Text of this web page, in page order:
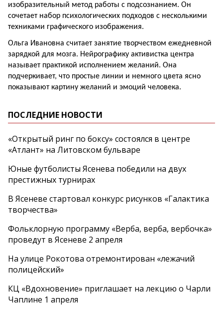
изобразительный метод работы с подсознанием. Он
сочетает набор психологических подходов с несколькими
техниками графического изображения.
Ольга Ивановна считает занятие творчеством ежедневной
зарядкой для мозга. Нейрографику активистка центра
называет практикой исполнением желаний. Она
подчеркивает, что простые линии и немного цвета ясно
показывают картину желаний и эмоций человека.
ПОСЛЕДНИЕ НОВОСТИ
«Открытый ринг по боксу» состоялся в центре
«Атлант» на Литовском бульваре
Юные футболисты Ясенева победили на двух
престижных турнирах
В Ясеневе стартовал конкурс рисунков «Галактика
творчества»
Фольклорную программу «Верба, верба, вербочка»
проведут в Ясеневе 2 апреля
На улице Рокотова отремонтирован «лежачий
полицейский»
КЦ «Вдохновение» приглашает на лекцию о Чарли
Чаплине 1 апреля